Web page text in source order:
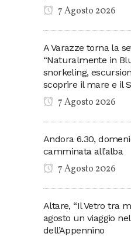
7 Agosto 2026
A Varazze torna la
“Naturalmente in
snorkeling,
scoprire il mare e il
7 Agosto 2026
Andora 6.30,
camminata all’alba
7 Agosto 2026
Altare, “Il Vetro tra
agosto un viaggio
dell’Appennino